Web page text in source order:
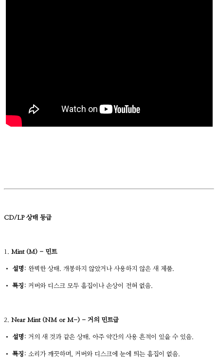
CD/LP 상태 등급
1. Mint (M) - 민트
• 설명: 완벽한 상태. 개봉하지 않았거나 사용하지 않은 새 제품.
• 특징: 커버와 디스크 모두 흠집이나 손상이 전혀 없음.
2. Near Mint (NM or M-) - 거의 민트급
• 설명: 거의 새 것과 같은 상태. 아주 약간의 사용 흔적이 있을 수 있음.
• 특징: 소리가 깨끗하며, 커버와 디스크에 눈에 띄는 흠집이 없음.